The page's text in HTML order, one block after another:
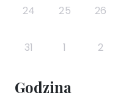
24 25 26
31 1 2
Godzina